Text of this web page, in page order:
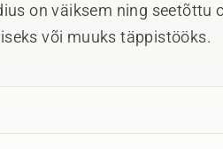
on väiksem ning seetõttu
või muuks täppistööks.